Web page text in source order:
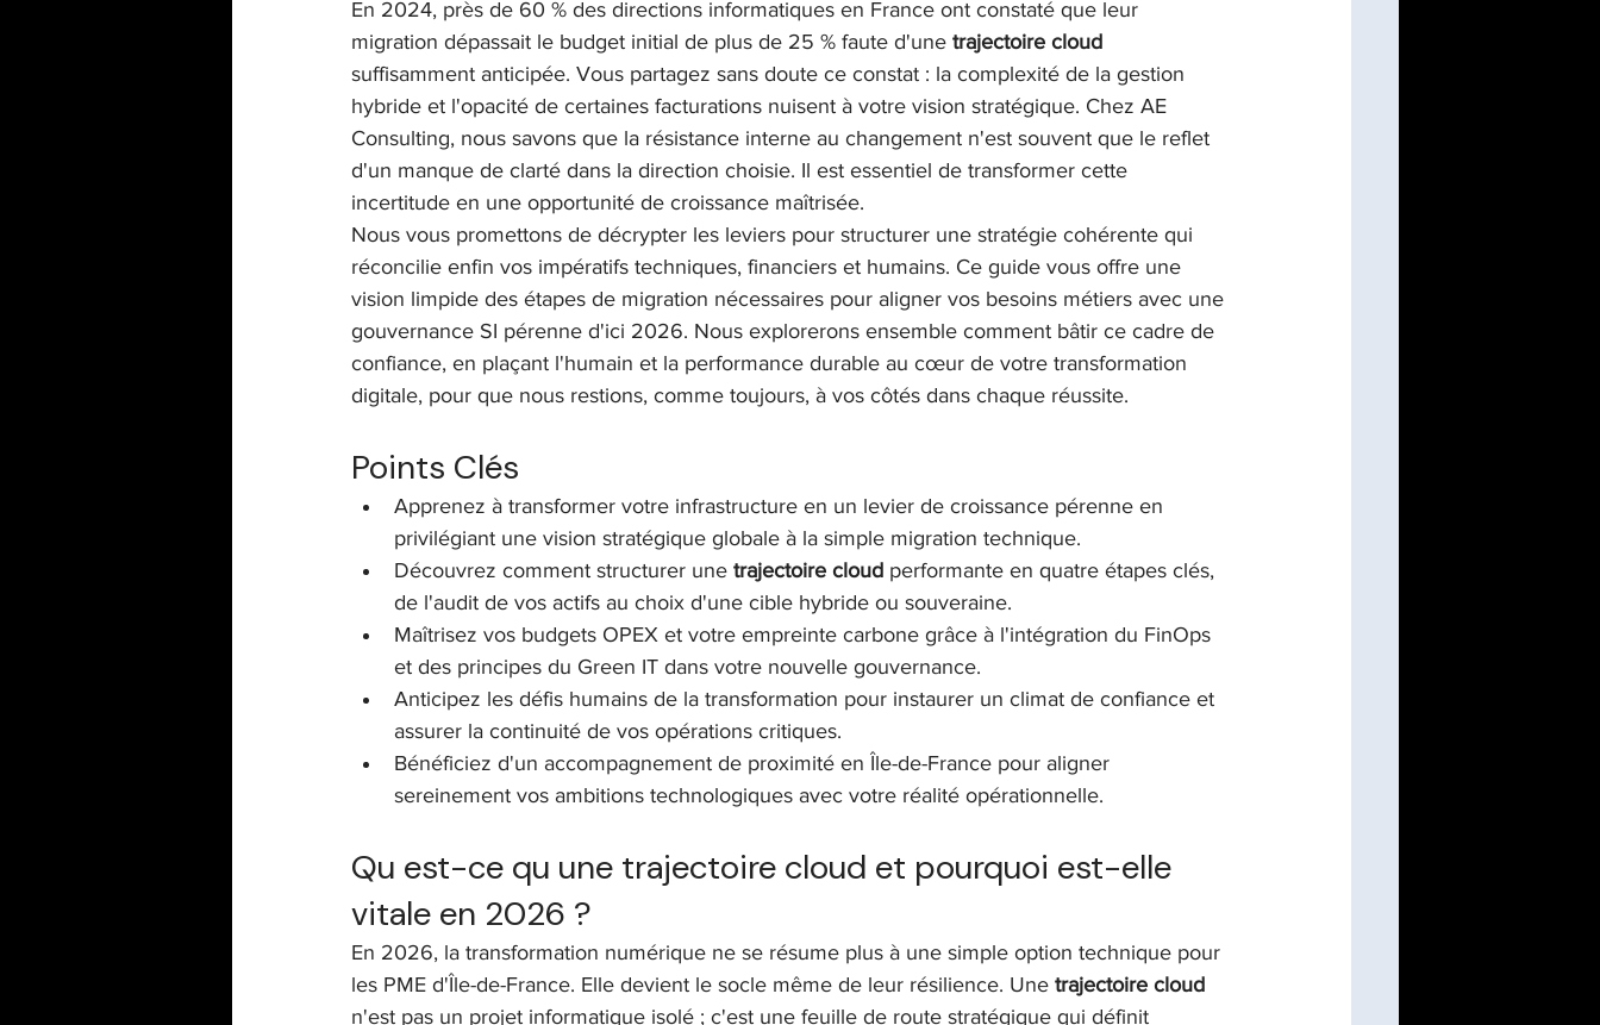
En 2024, près de 60 % des directions informatiques en France ont constaté que leur
migration dépassait le budget initial de plus de 25 % faute d'une trajectoire cloud
suffisamment anticipée. Vous partagez sans doute ce constat : la complexité de la gestion
hybride et l'opacité de certaines facturations nuisent à votre vision stratégique. Chez AE
Consulting, nous savons que la résistance interne au changement n'est souvent que le reflet
d'un manque de clarté dans la direction choisie. Il est essentiel de transformer cette
incertitude en une opportunité de croissance maîtrisée.
Nous vous promettons de décrypter les leviers pour structurer une stratégie cohérente qui
réconcilie enfin vos impératifs techniques, financiers et humains. Ce guide vous offre une
vision limpide des étapes de migration nécessaires pour aligner vos besoins métiers avec une
gouvernance SI pérenne d'ici 2026. Nous explorerons ensemble comment bâtir ce cadre de
confiance, en plaçant l'humain et la performance durable au cœur de votre transformation
digitale, pour que nous restions, comme toujours, à vos côtés dans chaque réussite.
Points Clés
Apprenez à transformer votre infrastructure en un levier de croissance pérenne en
privilégiant une vision stratégique globale à la simple migration technique.
Découvrez comment structurer une trajectoire cloud performante en quatre étapes clés,
de l'audit de vos actifs au choix d'une cible hybride ou souveraine.
Maîtrisez vos budgets OPEX et votre empreinte carbone grâce à l'intégration du FinOps
et des principes du Green IT dans votre nouvelle gouvernance.
Anticipez les défis humains de la transformation pour instaurer un climat de confiance et
assurer la continuité de vos opérations critiques.
Bénéficiez d'un accompagnement de proximité en Île-de-France pour aligner
sereinement vos ambitions technologiques avec votre réalité opérationnelle.
Qu est-ce qu une trajectoire cloud et pourquoi est-elle
vitale en 2026 ?
En 2026, la transformation numérique ne se résume plus à une simple option technique pour
les PME d'Île-de-France. Elle devient le socle même de leur résilience. Une trajectoire cloud
n'est pas un projet informatique isolé ; c'est une feuille de route stratégique qui définit